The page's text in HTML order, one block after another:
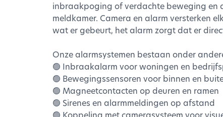
inbraakpoging of verdachte beweging en
meldkamer. Camera en alarm versterken
wat er gebeurt, het alarm zorgt dat er
Onze alarmsystemen bestaan onder
🟢 Inbraakalarm voor woningen en
🟢 Bewegingssensoren voor binnen en
🟢 Magneetcontacten op deuren en ramen
🟢 Sirenes en alarmmeldingen op afstand
🟢 Koppeling met camerasysteem voor